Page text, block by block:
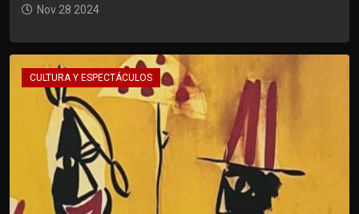
Nov 28 2024
CULTURA Y ESPECTÁCULOS